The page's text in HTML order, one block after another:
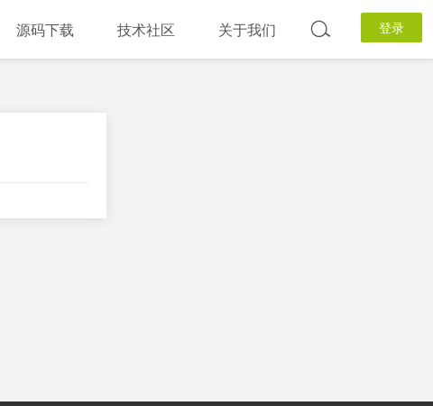
登录
源码下载 技术社区 关于我们